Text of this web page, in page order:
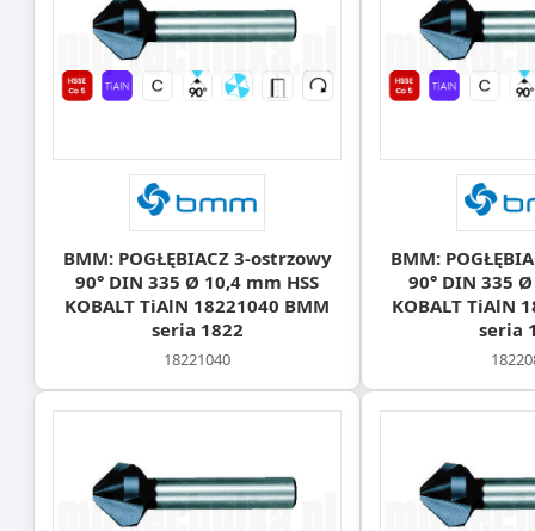
BMM: POGŁĘBIACZ 3-ostrzowy
90° DIN 335 Ø 10,4 mm HSS
KOBALT TiAlN 18221040 BMM
seria 1822
18221040
BMM:
90° DIN 335
KOBALT TiAlN
seria